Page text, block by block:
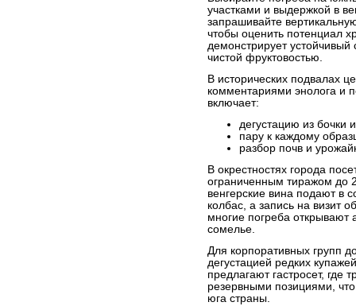
участками и выдержкой в
запрашивайте
чтобы оценить потенциал
демонстрирует устойчивый
чистой фруктовостью.
В исторических подвалах
комментариями энолога и
включает:
дегустацию из бочки
пару к каждому
разбор почв и
В окрестностях города
ограниченным тиражом до
венгерские вина подают в
колбас, а запись на визит
многие погреба открывают
сомелье.
Для корпоративных групп
дегустацией редких
предлагают гастросет, где
резервными позициями,
юга страны.